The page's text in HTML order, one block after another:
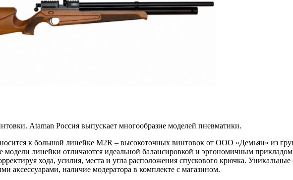
Ataman Россия выпускает многообразие моделей пневматики.
к большой линейке М2R – высокоточных винтовок от ООО «Демьян» из
модели линейки отличаются идеальной балансировкой и эргономичным
хода, усилия, места и угла расположения спускового крючка.
наличие модератора в комплекте с магазином.